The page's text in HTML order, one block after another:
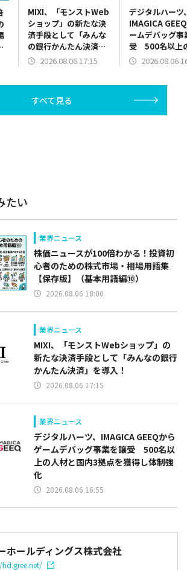
MIXI、「モンストWeb
ショップ」の新たな決
済手段として「みんな
の銀行かんたん決済」
を導入！
2026.08.06 17:15
デジタルハーツ
IMAGICA
ームデバッグ事
受 500名以上
と国内3拠点を
2026.08.06
すべて見る
たい
業界ニュース
株価ニュースが100倍わかる！投資初
心者のための株式市場・相場用語集
【保存版】（基本用語編⑩）
2026.08.06 18:00
業界ニュース
MIXI、「モンストWebショップ」の
新たな決済手段として「みんなの銀行
かんたん決済」を導入！
2026.08.06 17:15
業界ニュース
デジタルハーツ、IMAGICA GEEQから
ゲームデバッグ事業を譲受 500名以
上の人材と国内3拠点を獲得し体制強
化
2026.08.06 16:55
ホールディングス株式会社